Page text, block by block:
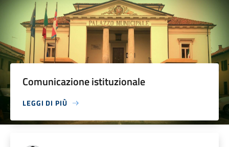
Comunicazione istituzionale
LEGGI DI PIÙ